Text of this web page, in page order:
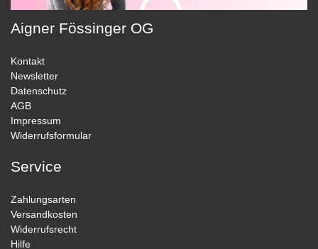
Aigner Fössinger OG
Kontakt
Newsletter
Datenschutz
AGB
Impressum
Widerrufsformular
Service
Zahlungsarten
Versandkosten
Widerrufsrecht
Hilfe